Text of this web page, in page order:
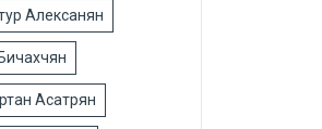
Алексанян
Асатрян